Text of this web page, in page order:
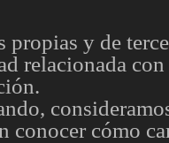
y de
relacionada
conocer cómo